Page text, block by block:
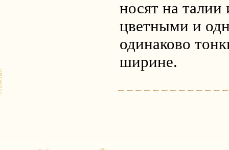
носят на
цветными и
одинаково
ширине.